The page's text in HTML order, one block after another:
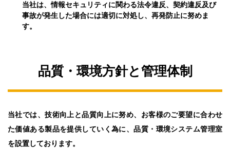
当社は、情報セキュリティに関わる法令違反、契約違反及び
事故が発生した場合には適切に対処し、再発防止に努めま
す。
品質・環境方針と管理体制
当社では、技術向上と品質向上に努め、お客様のご要望に合わせ
た価値ある製品を提供していく為に、品質・環境システム管理室
を設置しております。